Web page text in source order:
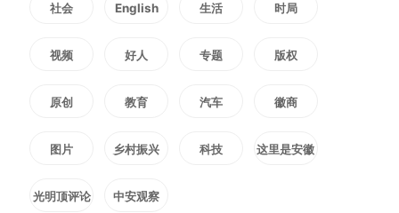
社会 English 生活 时局
视频 好人 专题 版权
原创 教育 汽车 徽商
图片 乡村振兴 科技 这里是安徽
光明顶评论 中安观察